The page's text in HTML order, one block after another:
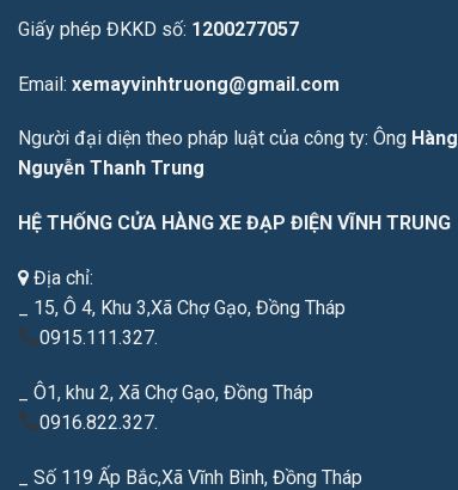
Giấy phép ĐKKD số: 1200277057
Email: xemayvinhtruong@gmail.com
Người đại diện theo pháp luật của công ty: Ông Hàng
Nguyễn Thanh Trung
HỆ THỐNG CỬA HÀNG XE ĐẠP ĐIỆN VĨNH TRUNG
Địa chỉ:
_ 15, Ô 4, Khu 3,Xã Chợ Gạo, Đồng Tháp
0915.111.327.
_ Ô1, khu 2, Xã Chợ Gạo, Đồng Tháp
0916.822.327.
_ Số 119 Ấp Bắc,Xã Vĩnh Bình, Đồng Tháp